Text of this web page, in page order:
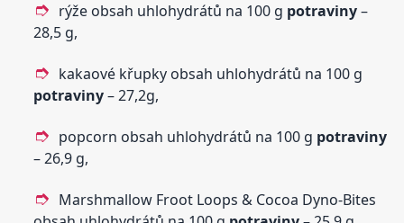
rýže obsah uhlohydrátů na 100 g potraviny–
28,5 g,
kakaové křupky obsah uhlohydrátů na 100 g
potraviny– 27,2g,
popcorn obsah uhlohydrátů na 100 g potraviny
– 26,9 g,
Marshmallow Froot Loops & Cocoa Dyno-Bites